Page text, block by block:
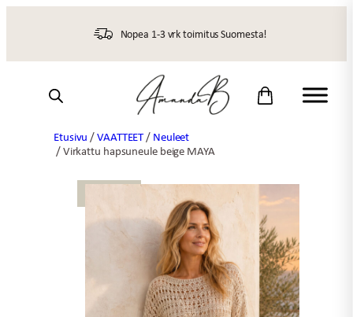
Nopea 1-3 vrk toimitus Suomesta!
Etusivu /VAATTEET/ Neuleet
/ Virkattu hapsuneule beige MAYA